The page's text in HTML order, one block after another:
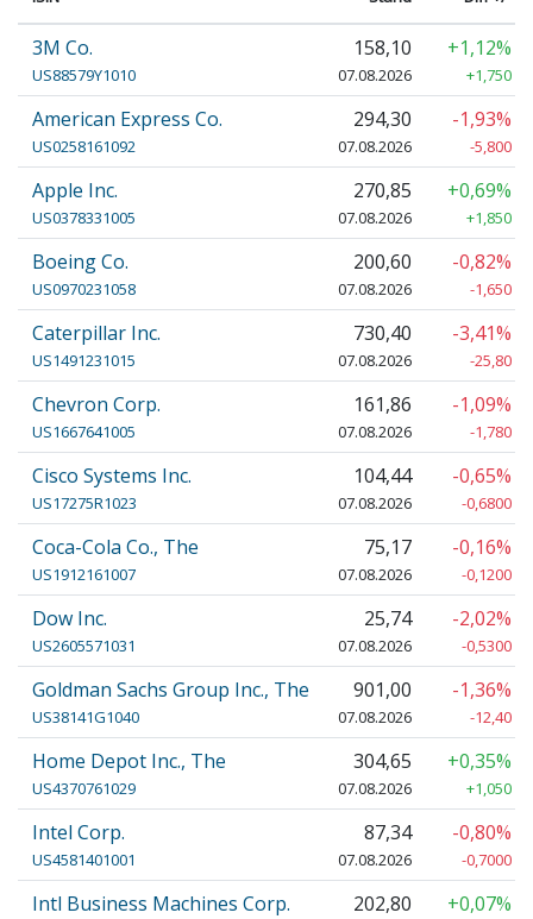
3M Co.
US88579Y1010
158,10
07.08.2026
+1,12%
+1,750
American Express Co.
US0258161092
294,30
07.08.2026
-1,93%
-5,800
Apple Inc.
US0378331005
270,85
07.08.2026
+0,69%
+1,850
Boeing Co.
US0970231058
200,60
07.08.2026
-0,82%
-1,650
Caterpillar Inc.
US1491231015
730,40
07.08.2026
-3,41%
-25,80
Chevron Corp.
US1667641005
161,86
07.08.2026
-1,09%
-1,780
Cisco Systems Inc.
US17275R1023
104,44
07.08.2026
-0,65%
-0,6800
Coca-Cola Co., The
US1912161007
75,17
07.08.2026
-0,16%
-0,1200
Dow Inc.
US2605571031
25,74
07.08.2026
-2,02%
-0,5300
Goldman Sachs Group Inc., The
US38141G1040
901,00
07.08.2026
-1,36%
-12,40
Home Depot Inc., The
US4370761029
304,65
07.08.2026
+0,35%
+1,050
Intel Corp.
US4581401001
87,34
07.08.2026
-0,80%
-0,7000
Intl Business Machines Corp. 202,80 +0,07%